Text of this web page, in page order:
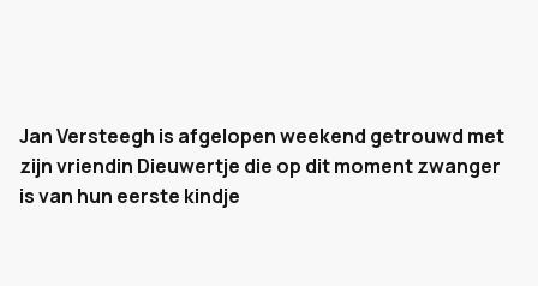
Jan Versteegh is afgelopen weekend getrouwd met
zijn vriendin Dieuwertje die op dit moment zwanger
is van hun eerste kindje